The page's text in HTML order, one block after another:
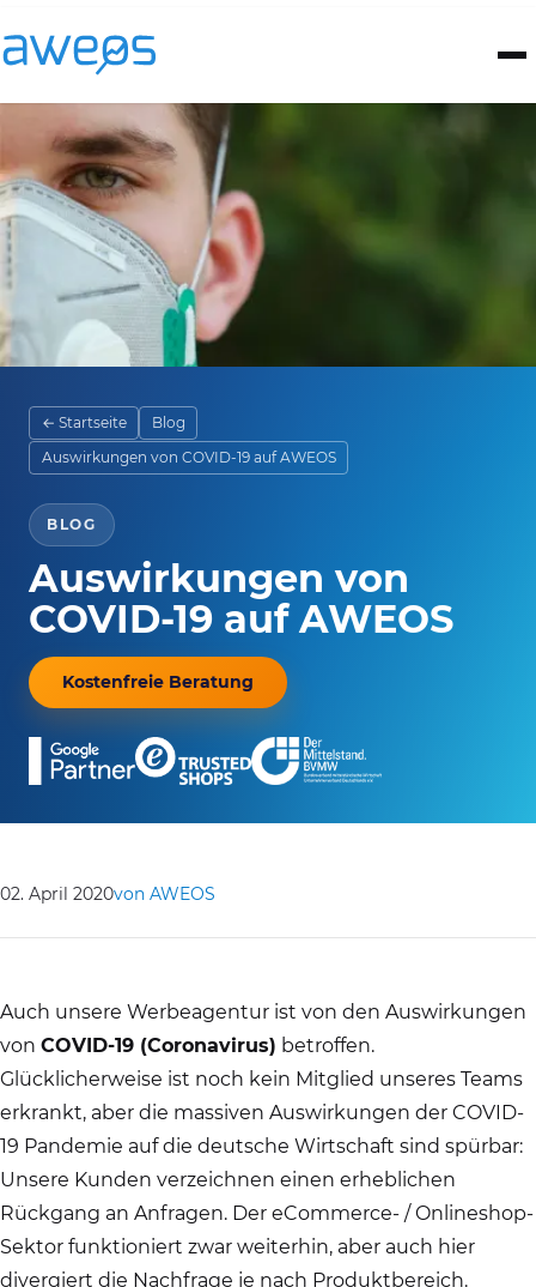
← Startseite
Blog
Auswirkungen von COVID-19 auf AWEOS
BLOG
Auswirkungen von
COVID-19 auf AWEOS
Kostenfreie Beratung
02. April 2020von AWEOS
Auch unsere Werbeagentur ist von den Auswirkungen
von COVID-19 (Coronavirus) betroffen.
Glücklicherweise ist noch kein Mitglied unseres Teams
erkrankt, aber die massiven Auswirkungen der COVID-
19 Pandemie auf die deutsche Wirtschaft sind spürbar:
Unsere Kunden verzeichnen einen erheblichen
Rückgang an Anfragen. Der eCommerce- / Onlineshop-
Sektor funktioniert zwar weiterhin, aber auch hier
divergiert die Nachfrage je nach Produktbereich.